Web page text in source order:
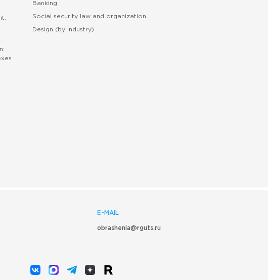
Banking
Social security law and organization
Design (by industry)
E-MAIL
obrashenia@rguts.ru